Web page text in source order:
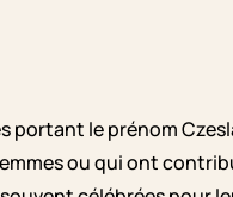
le prénom
ou qui ont